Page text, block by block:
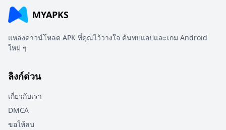
MYAPKS
แหล่งดาวน์โหลด APK ที่คุณไว้วางใจ ค้นพบแอปและเกม Android
ใหม่ ๆ
ลิงก์ด่วน
เกี่ยวกับเรา
DMCA
ขอให้ลบ